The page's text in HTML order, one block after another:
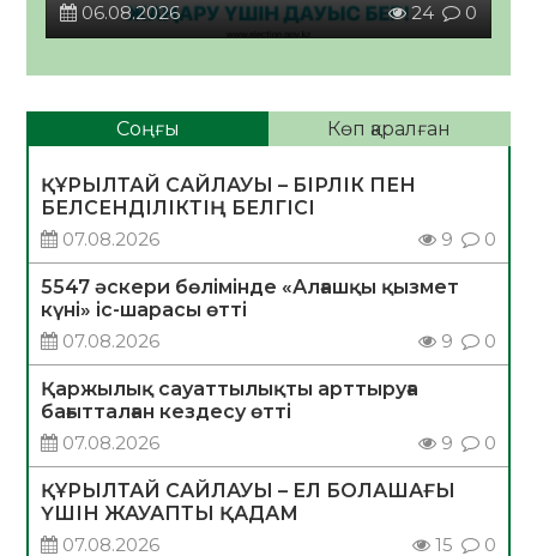
06.08.2026
24 0
Соңғы Көп қаралған
ҚҰРЫЛТАЙ САЙЛАУЫ – БІРЛІК ПЕН
БЕЛСЕНДІЛІКТІҢ БЕЛГІСІ
07.08.2026
9 0
5547 әскери бөлімінде «Алғашқы қызмет
күні» іс-шарасы өтті
07.08.2026
9 0
Қаржылық сауаттылықты арттыруға
бағытталған кездесу өтті
07.08.2026
9 0
ҚҰРЫЛТАЙ САЙЛАУЫ – ЕЛ БОЛАШАҒЫ
ҮШІН ЖАУАПТЫ ҚАДАМ
07.08.2026
15 0